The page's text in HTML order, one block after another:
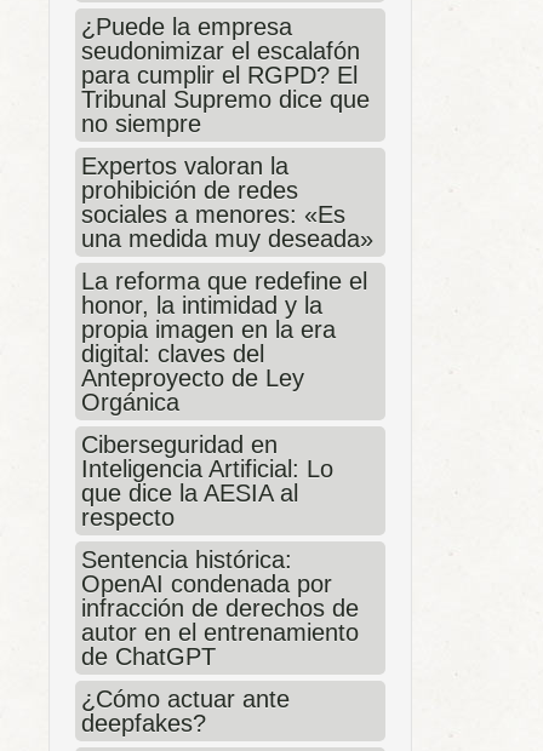
¿Puede la empresa
seudonimizar el escalafón
para cumplir el RGPD? El
Tribunal Supremo dice que
no siempre
Expertos valoran la
prohibición de redes
sociales a menores: «Es
una medida muy deseada»
La reforma que redefine el
honor, la intimidad y la
propia imagen en la era
digital: claves del
Anteproyecto de Ley
Orgánica
Ciberseguridad en
Inteligencia Artificial: Lo
que dice la AESIA al
respecto
Sentencia histórica:
OpenAI condenada por
infracción de derechos de
autor en el entrenamiento
de ChatGPT
¿Cómo actuar ante
deepfakes?